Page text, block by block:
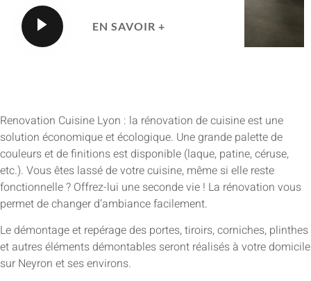
EN SAVOIR +
Renovation Cuisine Lyon : la rénovation de cuisine est une
solution économique et écologique. Une grande palette de
couleurs et de finitions est disponible (laque, patine, céruse,
etc.). Vous êtes lassé de votre cuisine, même si elle reste
fonctionnelle ? Offrez-lui une seconde vie ! La rénovation vous
permet de changer d’ambiance facilement.
Le démontage et repérage des portes, tiroirs, corniches, plinthes
et autres éléments démontables seront réalisés à votre domicile
sur Neyron et ses environs.